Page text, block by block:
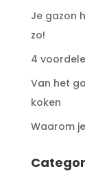
Je gazon
zo!
4
Van het
koken
Waarom